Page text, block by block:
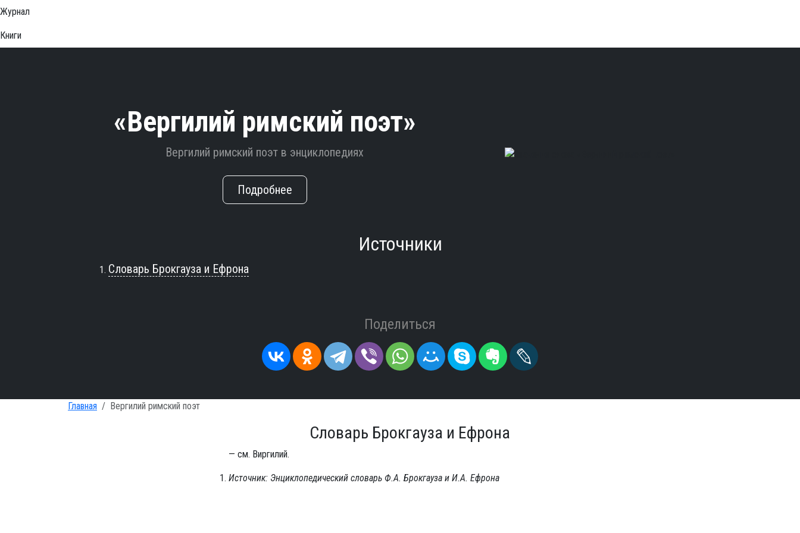
Журнал
Книги
«Вергилий римский поэт»
Вергилий римский поэт в энциклопедиях
Подробнее
Источники
Словарь Брокгауза и Ефрона
Поделиться
Главная Вергилий римский поэт
Словарь Брокгауза и Ефрона
— см. Виргилий.
Источник: Энциклопедический словарь Ф.А. Брокгауза и И.А. Ефрона